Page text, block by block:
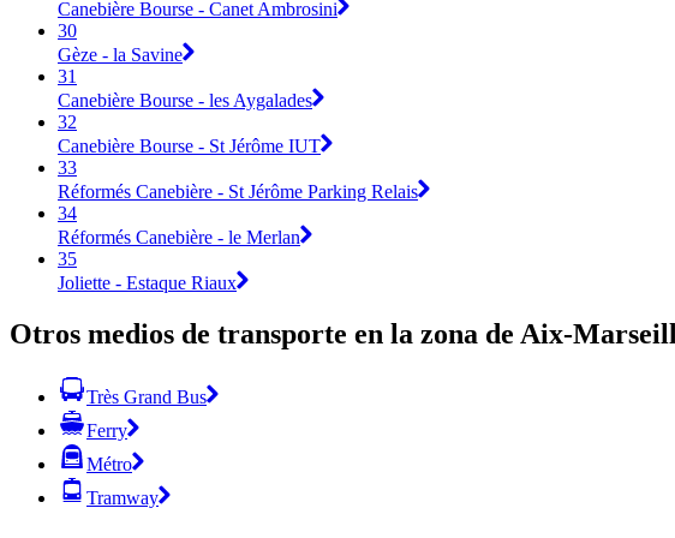
Canebière Bourse - Canet Ambrosini
30
Gèze - la Savine
31
Canebière Bourse - les Aygalades
32
Canebière Bourse - St Jérôme IUT
33
Réformés Canebière - St Jérôme Parking Relais
34
Réformés Canebière - le Merlan
35
Joliette - Estaque Riaux
Otros medios de transporte en la zona de Aix-
Très Grand Bus
Ferry
Métro
Tramway